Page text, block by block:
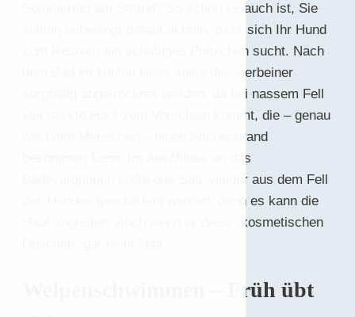
Sommertag am Strand? So schön es auch ist, Sie
sollten unbedingt darauf achten, dass sich Ihr Hund
zum Relaxen ein schattiges Plätzchen sucht. Nach
dem Bad im kühlen Nass sollte der Vierbeiner
sorgfältig abgetrocknet werden, da bei nassem Fell
viel nackte Haut zum Vorschein kommt, die – genau
wie beim Menschen – einen Sonnenbrand
bekommen kann. Im Anschluss an das
Badevergnügen sollte das Salz wieder aus dem Fell
des Hundes gewaschen werden, denn es kann die
Haut angreifen. Auch wenn er diese „kosmetischen
Welpenschwimmen – Früh übt